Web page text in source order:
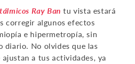
Ray Ban tu vista estará
corregir algunos efectos
e hipermetropía, sin
diario. No olvides que las
ajustan a tus actividades, ya